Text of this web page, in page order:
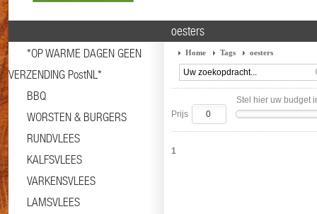
*OP WARME DAGEN GEEN
VERZENDING PostNL*
BBQ
WORSTEN & BURGERS
RUNDVLEES
KALFSVLEES
VARKENSVLEES
LAMSVLEES
oesters
Home Tags oesters
Stel hier uw budget
Prijs
1